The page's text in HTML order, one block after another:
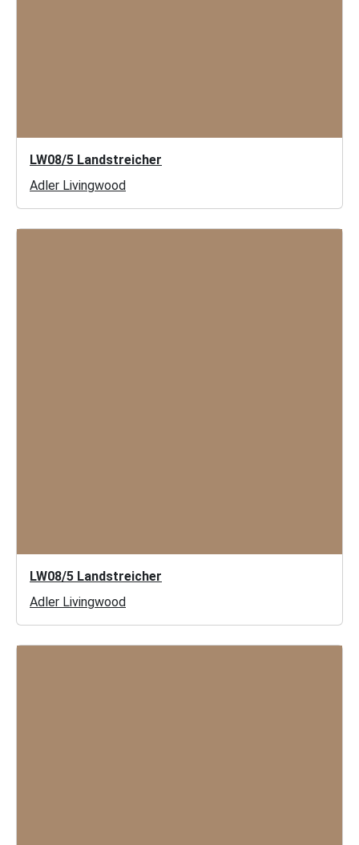
LW08/5 Landstreicher
Adler Livingwood
LW08/5 Landstreicher
Adler Livingwood